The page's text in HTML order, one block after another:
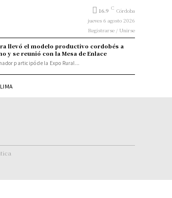
16.9 C Córdoba
jueves 6 agosto 2026
Registrarse / Unirse
llevó el modelo productivo cordobés a
y se reunió con la Mesa de Enlace
participó de la Expo Rural...